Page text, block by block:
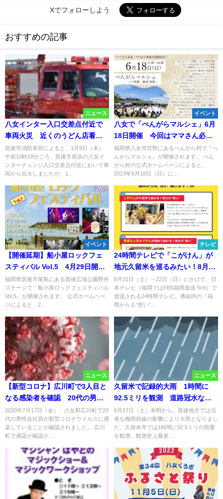
Xでフォローしよう
おすすめの記事
ニュース
八女インター入口交差点付近で
車両火災 近くのうどん店看板
に接触後出火か
筑後市消防本部によると、1月9日（木）
午前10時18分ごろ、筑後市長浜の八女イ
ンターチェンジ入口交差点付近において車
両から出火しましたが、1...
イベント
八女で「べんがらマルシェ」6月
18日開催 今回はママさん必
見！ 子供服のお店が多数出店
福岡県八女市宮野にあるべんがら村で『べ
んがらマルシェ』が開催されます。 べん
がら村の公式ホームページによると、
2023年6月18日（日）に...
イベント
【開催延期】船小屋ロックフェ
スティバル Vol.5 4月29日開
催！ アマチュア8バンドが熱い
ステージを繰り広げる（筑後
市）
福岡県筑後市尾島にある筑後広域公園野外
ステージで「船小屋ロックフェスティバル
Vol.5」が開催されます。 公式ホームペー
ジによると、2...
テレビ
24時間テレビで「こがけん」が
地元久留米を巡るみたい！8月22
日放送
8月21日（土）～22日（日）にかけて、日
本テレビ（福岡ではFBS福岡放送 5ch）で
放送される24時間テレビ。番組内の「福
岡からも“想い”...
ニュース
【新型コロナ】広川町で3人目と
なる感染者を確認 20代の男性
会社員
2020年7月17日（金）、八女郡広川町で20
代の男性会社員が新型コロナウイルスに感
染していることが確認されました。 広川
町で感染が確認さ...
ニュース
久留米で記録的大雨 1時間に
92.5ミリを観測 道路冠水など
も
6月27日（土）未明から、筑後地方では活
発な梅雨前線の影響により大雨となりまし
た。久留米市では1時間に92.5ミリの雨量
を観測、観測史上最多...